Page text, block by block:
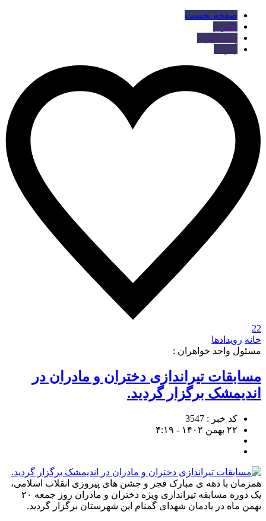
صفحه نخست
تلگرام
اینستاگرام
آپارات
22
خانه رویدادها
مسئول واحد خواهران :
مسابقات تیراندازی دختران و مادران در
اندیمشک برگزار گردید.
کد خبر : 3547
۲۲ بهمن ۱۴۰۲ - ۴:۱۹
همزمان با دهه ی مبارک فجر و جشن های پیروزی انقلاب اسلامی،
یک دوره مسابقه تیراندازی ویژه دختران و مادران روز جمعه ۲۰
بهمن ماه در یادمان شهدای گمنام این شهرستان برگزار گردید.